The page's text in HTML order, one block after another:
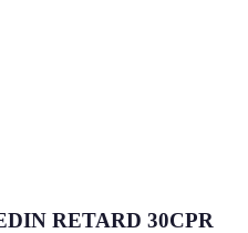
RETARD 30CPR